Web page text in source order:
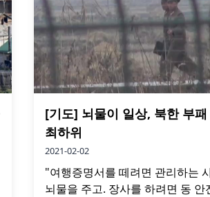
[기도] 뇌물이 일상, 북한 부
최하위
2021-02-02
"여행증명서를 떼려면 관리하는
뇌물을 주고. 장사를 하려면 동 안